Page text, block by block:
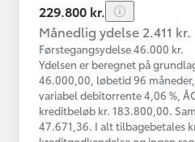
229.800 kr.
Månedlig ydelse 2.411 kr.
Førstegangsydelse 46.000 kr.
Ydelsen er beregnet på
46.000,00, løbetid 96
variabel debitorrente 4,06 %,
kreditbeløb kr. 183.800,00.
47.671,36. I alt tilbagebetales